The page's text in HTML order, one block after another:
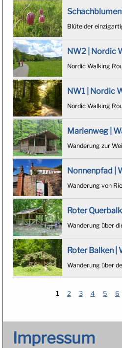
Blüte der
NW2 | Nordic
Nordic Walking
NW1 | Nordic
Nordic Walking
Marienweg |
Wanderung zur
Nonnenpfad |
Wanderung von
Roter
Wanderung über
Roter Balken |
Wanderung über
1 2 3 4 5 6
Impressum